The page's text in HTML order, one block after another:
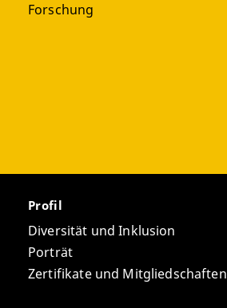
Forschung
Profil
Diversität und Inklusion
Porträt
Zertifikate und Mitgliedschaften